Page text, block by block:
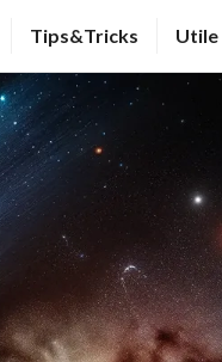
Tips&Tricks Utile